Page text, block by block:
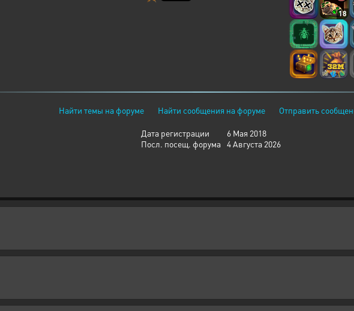
18
Найти темы на форуме Найти сообщения на форуме Отправить
Дата регистрации
6 Мая 2018
Посл. посещ. форума 4 Августа 2026